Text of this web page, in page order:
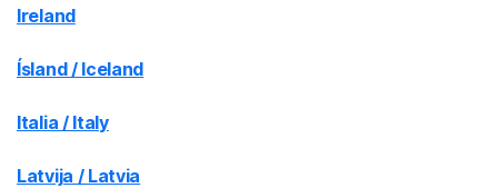
Ireland
Ísland / Iceland
Italia / Italy
Latvija / Latvia